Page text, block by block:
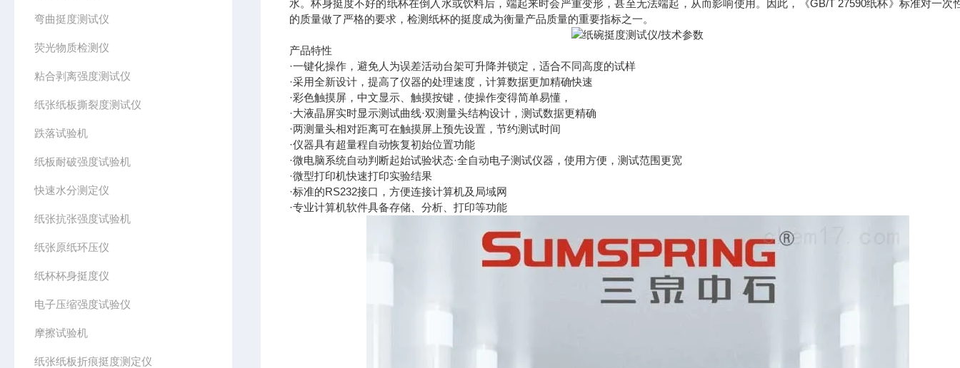
弯曲挺度测试仪
荧光物质检测仪
粘合剥离强度测试仪
纸张纸板撕裂度测试仪
跌落试验机
纸板耐破强度试验机
快速水分测定仪
纸张抗张强度试验机
纸张原纸环压仪
纸杯杯身挺度仪
电子压缩强度试验仪
摩擦试验机
纸张纸板折痕挺度测定仪
水。杯身挺度不好的纸杯在倒入水或饮料后，端起来时会严重变形，甚至无法端起，从而影响使用。因此，《GB/T 27590纸杯》标准对一次
的质量做了严格的要求，检测纸杯的挺度成为衡量产品质量的重要指标之一。
产品特性
·一键化操作，避免人为误差活动台架可升降并锁定，适合不同高度的试样
·采用全新设计，提高了仪器的处理速度，计算数据更加精确快速
·彩色触摸屏，中文显示、触摸按键，使操作变得简单易懂，
·大液晶屏实时显示测试曲线·双测量头结构设计，测试数据更精确
·两测量头相对距离可在触摸屏上预先设置，节约测试时间
·仪器具有超量程自动恢复初始位置功能
·微电脑系统自动判断起始试验状态·全自动电子测试仪器，使用方便，测试范围更宽
·微型打印机快速打印实验结果
·标准的RS232接口，方便连接计算机及局域网
·专业计算机软件具备存储、分析、打印等功能